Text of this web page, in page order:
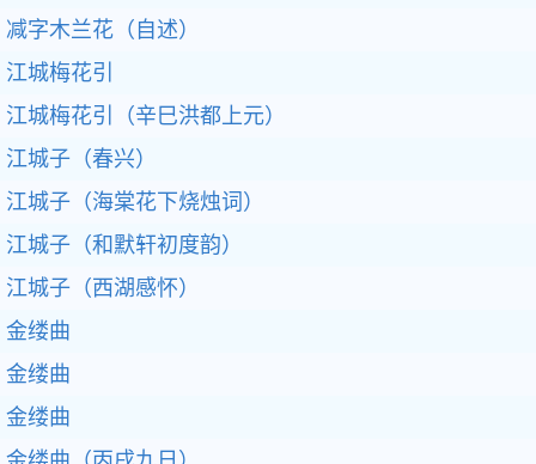
减字木兰花（自述）
江城梅花引
江城梅花引（辛巳洪都上元）
江城子（春兴）
江城子（海棠花下烧烛词）
江城子（和默轩初度韵）
江城子（西湖感怀）
金缕曲
金缕曲
金缕曲